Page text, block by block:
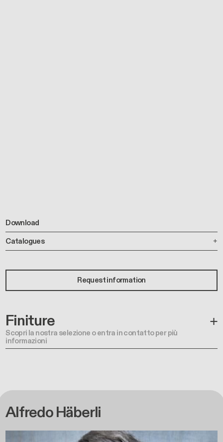
Download
Catalogues
Request information
Finiture
Scopri la nostra selezione o entra in contatto per più
informazioni
Alfredo Häberli